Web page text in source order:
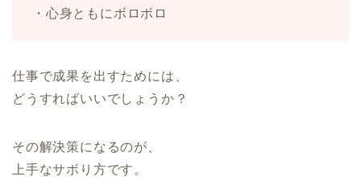
・心身ともにボロボロ
仕事で成果を出すためには、
どうすればいいでしょうか？
その解決策になるのが、
上手なサボり方です。